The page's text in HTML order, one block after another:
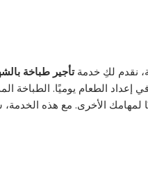
نقدم لكِ خدمةتأجير طباخة
إعداد الطعام يوميًا. الطباخة
الأخرى. مع هذه الخدمة،